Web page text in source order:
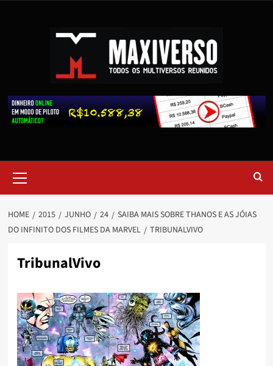
HOME 2015 JUNHO 24
SAIBA MAIS SOBRE THANOS E AS JÓIAS
DO INFINITO DOS FILMES DA MARVEL
TRIBUNALVIVO
TribunalVivo